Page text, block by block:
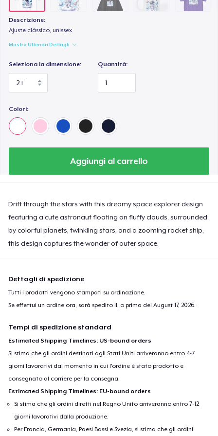
Descrizione:
Ajuste clássico, unissex
Mostra Ulteriori Dettagli
Seleziona la dimensione: Quantità:
Colori:
Aggiungi al carrello
Drift through the stars with this dreamy space explorer design
featuring a cute astronaut floating on fluffy clouds, surrounded
by colorful planets, twinkling stars, and a zooming rocket ship,
this design captures the wonder of outer space.
Dettagli di spedizione
Tutti i prodotti vengono stampati su ordinazione.
Se effettui un ordine ora, sarà spedito il, o prima delAugust 17, 2026.
Tempi di spedizione standard
Estimated Shipping Timelines: US-bound orders
Si stima che gli ordini destinati agli Stati Uniti arriveranno entro 4-7
giorni lavorativi dal momento in cui l'ordine è stato prodotto e
consegnato al corriere per la consegna.
Estimated Shipping Timelines: EU-bound orders
Si stima che gli ordini diretti nel Regno Unito arriveranno entro 7-12
giorni lavorativi dalla produzione.
Per Francia, Germania, Paesi Bassi e Svezia, si stima che gli ordini